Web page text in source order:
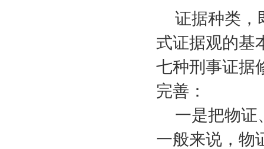
证据种类，
式证据观的基
七种刑事证据
完善：
一是把物证
一般来说，物